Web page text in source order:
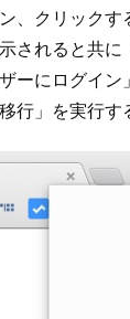
、クリックす
されると共に
ーにログイン
行」を実行す